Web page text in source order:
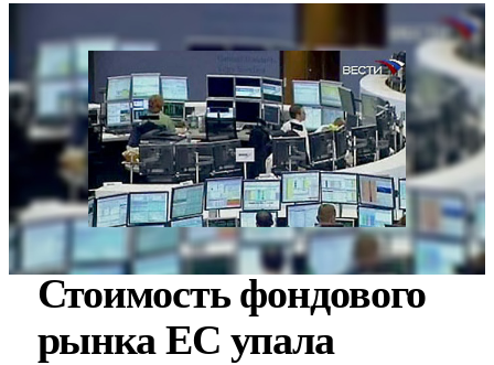
Стоимость фондового
рынка ЕС упала